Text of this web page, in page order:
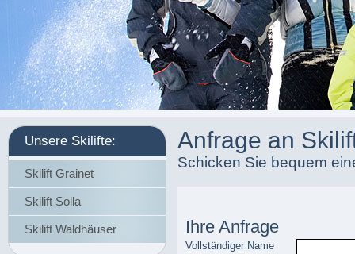
Unsere Skilifte:
Skilift Grainet
Skilift Solla
Skilift Waldhäuser
Anfrage an
Schicken Sie bequem
Ihre Anfrage
Vollständiger Name